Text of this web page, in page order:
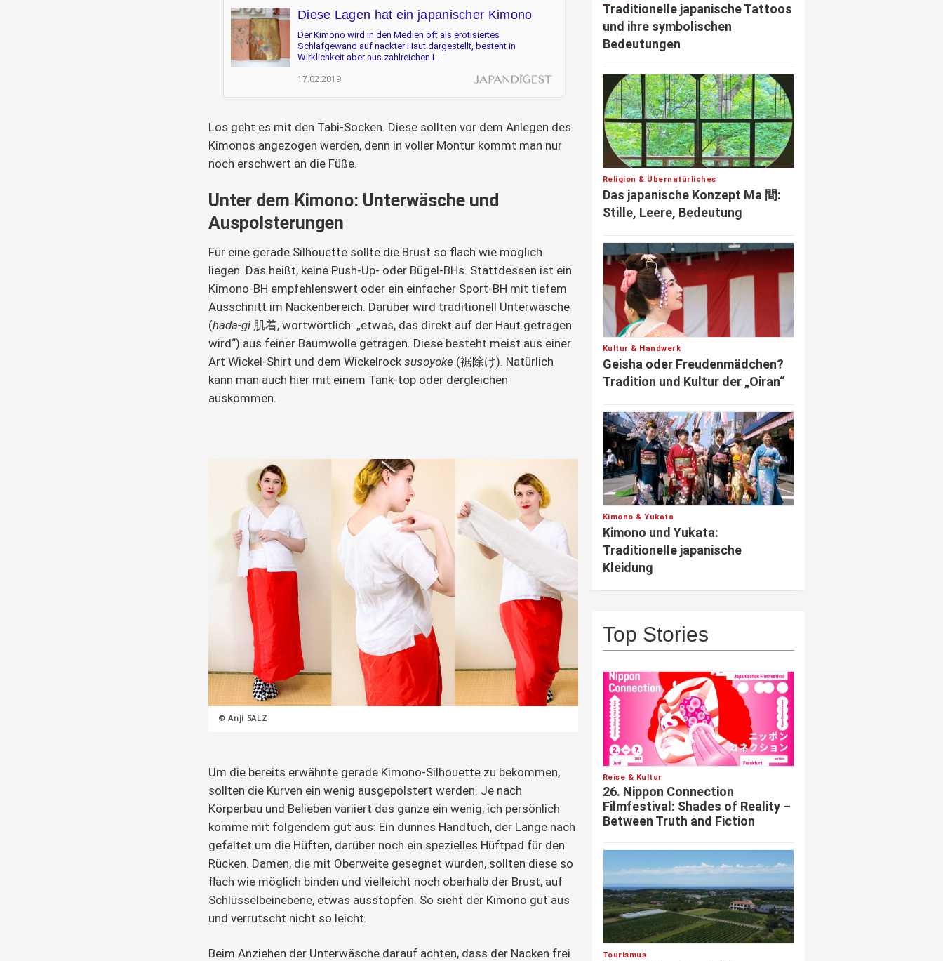
Diese Lagen hat ein japanischer Kimono
Der Kimono wird in den Medien oft als erotisiertes
Schlafgewand auf nackter Haut dargestellt, besteht in
Wirklichkeit aber aus zahlreichen L...
17.02.2019
Los geht es mit den Tabi-Socken. Diese sollten vor dem Anlegen des
Kimonos angezogen werden, denn in voller Montur kommt man nur
noch erschwert an die Füße.
Unter dem Kimono: Unterwäsche und
Auspolsterungen
Für eine gerade Silhouette sollte die Brust so flach wie möglich
liegen. Das heißt, keine Push-Up- oder Bügel-BHs. Stattdessen ist ein
Kimono-BH empfehlenswert oder ein einfacher Sport-BH mit tiefem
Ausschnitt im Nackenbereich. Darüber wird traditionell Unterwäsche
(hada-gi 肌着, wortwörtlich: „etwas, das direkt auf der Haut getragen
wird“) aus feiner Baumwolle getragen. Diese besteht meist aus einer
Art Wickel-Shirt und dem Wickelrock susoyoke (裾除け). Natürlich
kann man auch hier mit einem Tank-top oder dergleichen
auskommen.
© Anji SALZ
Um die bereits erwähnte gerade Kimono-Silhouette zu bekommen,
sollten die Kurven ein wenig ausgepolstert werden. Je nach
Körperbau und Belieben variiert das ganze ein wenig, ich persönlich
komme mit folgendem gut aus: Ein dünnes Handtuch, der Länge nach
gefaltet um die Hüften, darüber noch ein spezielles Hüftpad für den
Rücken. Damen, die mit Oberweite gesegnet wurden, sollten diese so
flach wie möglich binden und vielleicht noch oberhalb der Brust, auf
Schlüsselbeinebene, etwas ausstopfen. So sieht der Kimono gut aus
und verrutscht nicht so leicht.
Beim Anziehen der Unterwäsche darauf achten, dass der Nacken frei
Traditionelle japanische Tattoos
und ihre symbolischen
Bedeutungen
Religion & Übernatürliches
Das japanische Konzept Ma 間:
Stille, Leere, Bedeutung
Kultur & Handwerk
Geisha oder Freudenmädchen?
Tradition und Kultur der „Oiran“
Kimono & Yukata
Kimono und Yukata:
Traditionelle japanische
Kleidung
Top Stories
Reise & Kultur
26. Nippon Connection
Filmfestival: Shades of Reality –
Between Truth and Fiction
Tourismus